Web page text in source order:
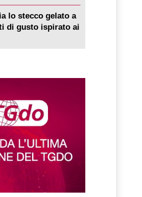
lo stecco gelato a
di gusto ispirato ai